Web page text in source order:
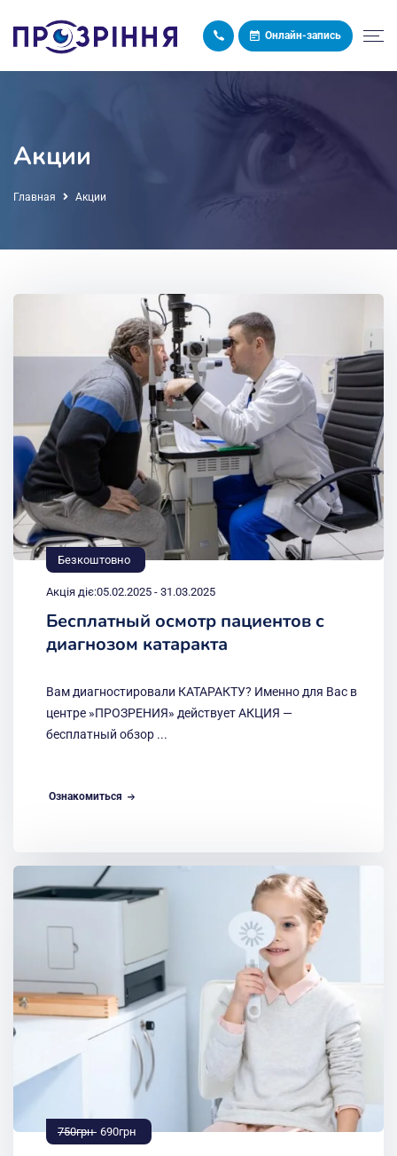
Онлайн-запись
Акции
Главная Акции
Безкоштовно
Акція діє:05.02.2025 - 31.03.2025
Бесплатный осмотр пациентов с
диагнозом катаракта
Вам диагностировали КАТАРАКТУ? Именно для Вас в
центре »ПРОЗРЕНИЯ» действует АКЦИЯ —
бесплатный обзор ...
Ознакомиться
750грн 690грн